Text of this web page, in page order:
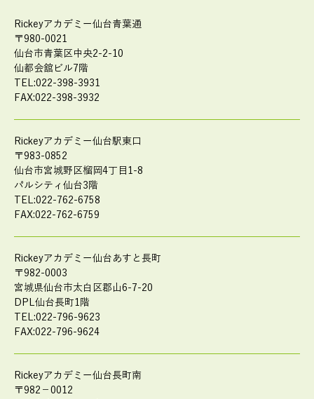
Rickeyアカデミー仙台青葉通
〒980-0021
仙台市青葉区中央2-2-10
仙都会舘ビル7階
TEL:022-398-3931
FAX:022-398-3932
Rickeyアカデミー仙台駅東口
〒983-0852
仙台市宮城野区榴岡4丁目1-8
パルシティ仙台3階
TEL:022-762-6758
FAX:022-762-6759
Rickeyアカデミー仙台あすと長町
〒982-0003
宮城県仙台市太白区郡山6-7-20
DPL仙台長町1階
TEL:022-796-9623
FAX:022-796-9624
Rickeyアカデミー仙台長町南
〒982－0012